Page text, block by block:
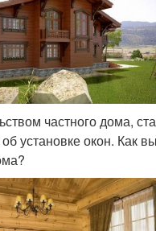
частного дома,
установке окон. Как